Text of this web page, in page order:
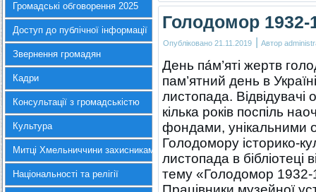
Громадські обговорення 2025
Доступ до публічної інформації
Звернення громадян
Кадри
Консультації з громадськістю
Культура
Митці Хмельниччини захисникам України
Національності та релігії
Голодомор 1932-
Опубліковано 21.11.2019 | Автор
День па́м’яті жертв
пам’ятний день в
листопада. Відвідувачі
кілька років поспіль
фондами, унікальними
Голодомору історико-
листопада в
тему «Голодомор 1932-